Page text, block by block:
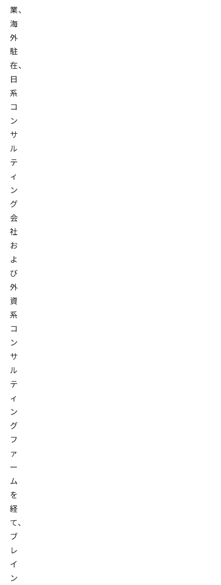
業、
海
外
駐
在、
日
系
コ
ン
サ
ル
テ
ィ
ン
グ
会
社
お
よ
び
外
資
系
コ
ン
サ
ル
テ
ィ
ン
グ
フ
ァ
ー
ム
を
経
て、
ブ
レ
イ
ン